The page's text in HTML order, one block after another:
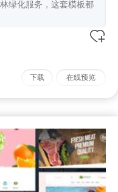
绿化服务，这套模板都
下载 在线预览